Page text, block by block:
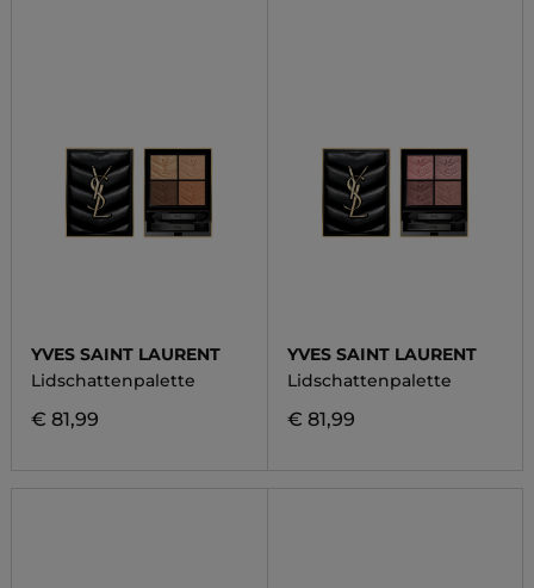
YVES SAINT LAURENT
Lidschattenpalette
€ 81,99
YVES SAINT LAURENT
Lidschattenpalette
€ 81,99